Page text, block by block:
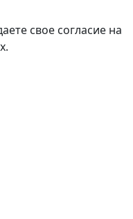
свое согласие на